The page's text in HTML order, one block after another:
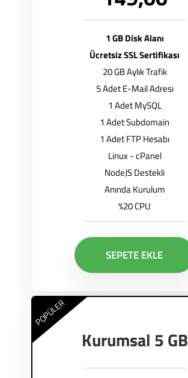
1 GB Disk Alanı
Ücretsiz SSL Sertifikası
20 GB Aylık Trafik
5 Adet E-Mail Adresi
1 Adet MySQL
1 Adet Subdomain
1 Adet FTP Hesabı
Linux - cPanel
NodeJS Destekli
Anında Kurulum
%20 CPU
SEPETE EKLE
POPÜLER
Kurumsal 5 GB